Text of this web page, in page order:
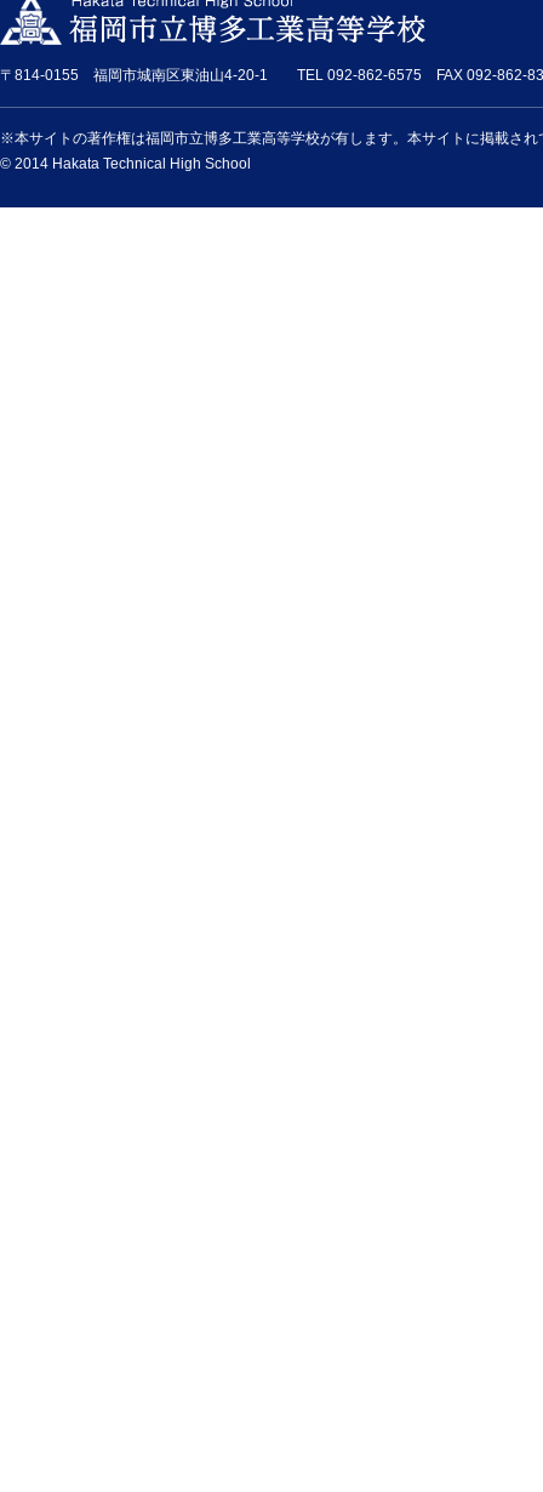
〒814-0155 福岡市城南区東油山4-20-1 TEL 092-862-6575 FAX 092-862-
※本サイトの著作権は福岡市立博多工業高等学校が有します。本サイトに掲載さ
© 2014 Hakata Technical High School